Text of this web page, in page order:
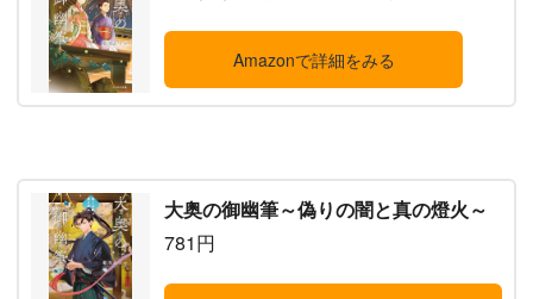
Amazonで詳細をみる
大奥の御幽筆～偽りの闇と真の燈火～
781円